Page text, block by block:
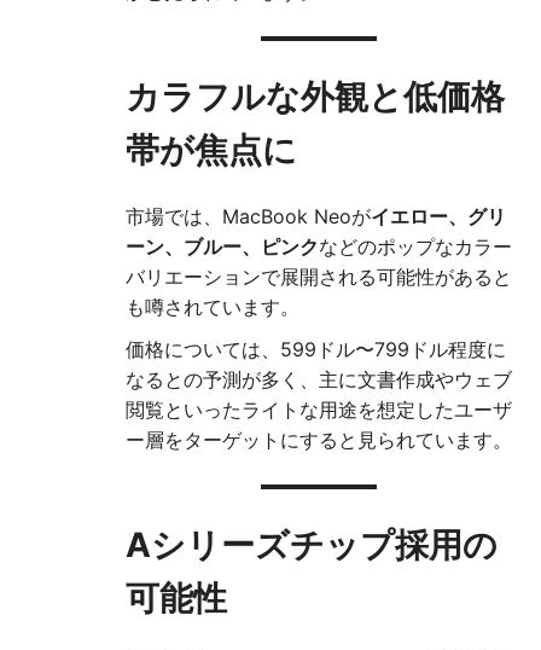
カラフルな外観と低価格
帯が焦点に
市場では、MacBook Neoがイエロー、グリ
ーン、ブルー、ピンクなどのポップなカラー
バリエーションで展開される可能性があると
も噂されています。
価格については、599ドル〜799ドル程度に
なるとの予測が多く、主に文書作成やウェブ
閲覧といったライトな用途を想定したユーザ
ー層をターゲットにすると見られています。
Aシリーズチップ採用の
可能性